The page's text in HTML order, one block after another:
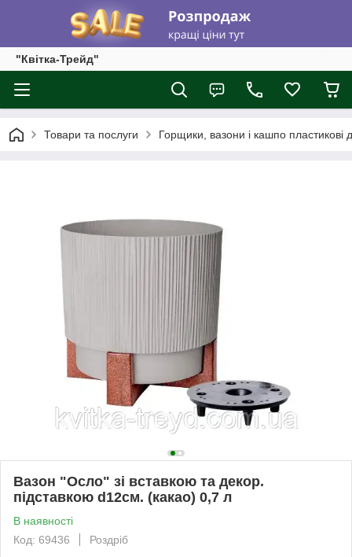
"Квітка-Трейд"
Товари та послуги Горщики, вазони і кашпо пластикові
Вазон "Осло" зі вставкою та декор.
підставкою d12см. (какао) 0,7 л
В наявності
Код: 69436
Роздріб